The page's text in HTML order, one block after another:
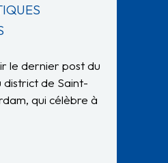
le dernier post du
district de Saint-
qui célèbre à